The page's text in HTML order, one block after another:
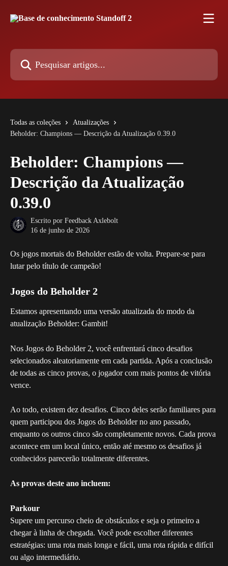
Pesquisar artigos...
Todas as coleções
Atualizações
Beholder: Champions — Descrição da Atualização 0.39.0
Beholder: Champions —
Descrição da Atualização
0.39.0
Escrito por Feedback Axlebolt
16 de junho de 2026
Os jogos mortais do Beholder estão de volta. Prepare-se para
lutar pelo título de campeão!
Jogos do Beholder 2
Estamos apresentando uma versão atualizada do modo da
atualização Beholder: Gambit!
Nos Jogos do Beholder 2, você enfrentará cinco desafios
selecionados aleatoriamente em cada partida. Após a conclusão
de todas as cinco provas, o jogador com mais pontos de vitória
vence.
Ao todo, existem dez desafios. Cinco deles serão familiares para
quem participou dos Jogos do Beholder no ano passado,
enquanto os outros cinco são completamente novos. Cada prova
acontece em um local único, então até mesmo os desafios já
conhecidos parecerão totalmente diferentes.
As provas deste ano incluem:
Parkour
Supere um percurso cheio de obstáculos e seja o primeiro a
chegar à linha de chegada. Você pode escolher diferentes
estratégias: uma rota mais longa e fácil, uma rota rápida e difícil
ou algo intermediário.